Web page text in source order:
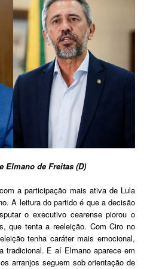
Elmano de Freitas (D)
a participação mais ativa de Lula
A leitura do partido é que a decisão
o executivo cearense piorou o
que tenta a reeleição. Com Ciro no
tenha caráter mais emocional,
tradicional. E aí Elmano aparece em
arranjos seguem sob orientação de